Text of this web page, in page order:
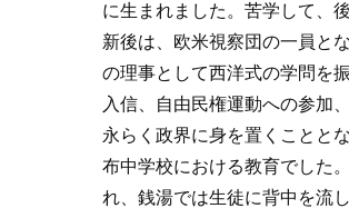
に生まれました。苦学して、
新後は、欧米視察団の一員と
の理事として西洋式の学問を
入信、自由民権運動への参加
永らく政界に身を置くことと
布中学校における教育でした
れ、銭湯では生徒に背中を流